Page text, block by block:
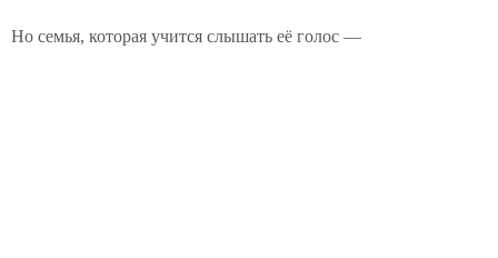
Но семья, которая учится слышать её голос —